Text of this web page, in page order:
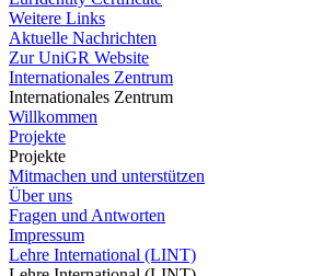
Weitere Links
Aktuelle Nachrichten
Zur UniGR Website
Internationales Zentrum
Internationales Zentrum
Willkommen
Projekte
Projekte
Mitmachen und unterstützen
Über uns
Fragen und Antworten
Impressum
Lehre International (LINT)